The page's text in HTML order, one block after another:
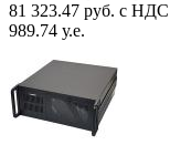
81 323.47 руб. с НДС
989.74 у.е.